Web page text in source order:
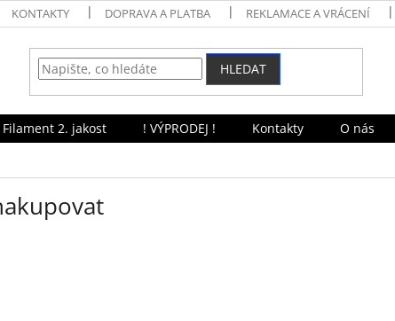
KONTAKTY DOPRAVA A PLATBA REKLAMACE A VRÁCENÍ
HLEDAT
Filament 2. jakost ! VÝPRODEJ ! Kontakty
O nás